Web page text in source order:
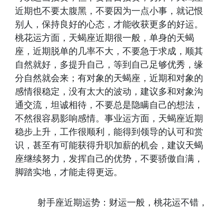
近期也不要太腹黑，不要因为一点小事，就记恨
别人，保持良好的心态，才能收获更多的好运。
桃花运方面，天蝎座近期很一般，单身的天蝎
座，近期脱单的几率不大，不要急于求成，顺其
自然就好，多提升自己，等到自己足够优秀，缘
分自然就会来；有对象的天蝎座，近期和对象的
感情很稳定，没有太大的波动，建议多和对象沟
通交流，坦诚相待，不要总是隐瞒自己的想法，
不然很容易影响感情。事业运方面，天蝎座近期
稳步上升，工作很顺利，能得到领导的认可和赏
识，甚至有可能获得升职加薪的机会，建议天蝎
座继续努力，发挥自己的优势，不要骄傲自满，
脚踏实地，才能走得更远。
射手座近期运势：财运一般，桃花运不错，